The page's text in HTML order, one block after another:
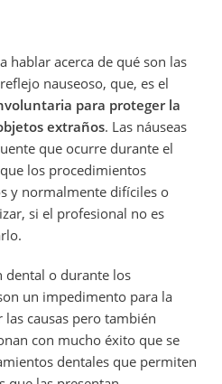
hablar acerca de qué son las
nauseoso, que, es el
para proteger la
extraños. Las náuseas
que ocurre durante el
los procedimientos
y normalmente difíciles o
si el profesional no es
dental o durante los
un impedimento para la
causas pero también
con mucho éxito que se
dentales que permiten